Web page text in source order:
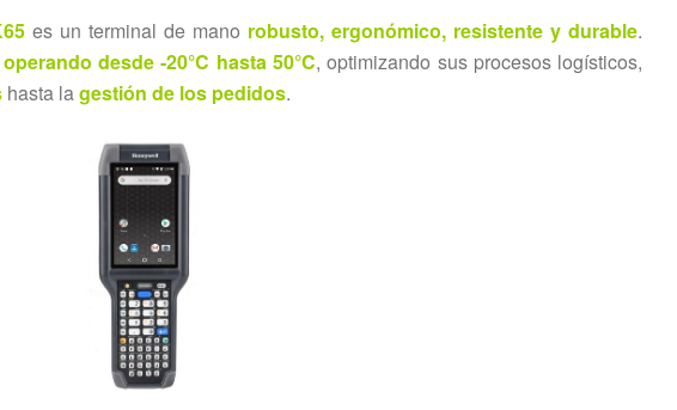
es un terminal de mano robusto, ergonómico, resistente y durable.
operando desde -20°C hasta 50°C, optimizando sus procesos logísticos,
hasta la gestión de los pedidos.